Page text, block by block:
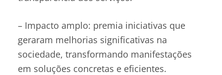
– Impacto amplo: premia iniciativas que
geraram melhorias significativas na
sociedade, transformando manifestações
em soluções concretas e eficientes.